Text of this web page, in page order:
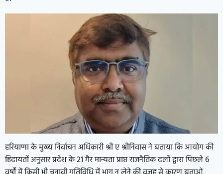
हरियाणा के मुख्य निर्वाचन अधिकारी श्री ए श्रीनिवास ने बताया कि आयोग की
हिदायतों अनुसार प्रदेश के 21 गैर मान्यता प्राप्त राजनैतिक दलों द्वारा पिछले 6